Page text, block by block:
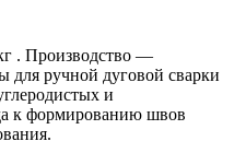
. Производство —
для ручной дуговой сварки
и
к формированию швов